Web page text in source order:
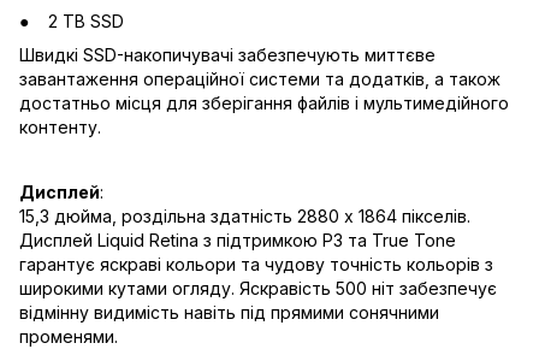
2 TB SSD
Швидкі SSD-накопичувачі забезпечують миттєве
завантаження операційної системи та додатків, а також
достатньо місця для зберігання файлів і мультимедійного
контенту.
Дисплей:
15,3 дюйма, роздільна здатність 2880 x 1864 пікселів.
Дисплей Liquid Retina з підтримкою P3 та True Tone
гарантує яскраві кольори та чудову точність кольорів з
широкими кутами огляду. Яскравість 500 ніт забезпечує
відмінну видимість навіть під прямими сонячними
променями.